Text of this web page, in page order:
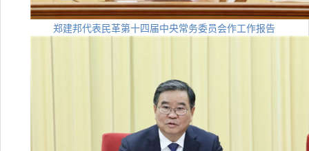
郑建邦代表民革第十四届中央常务委员会作工作报告